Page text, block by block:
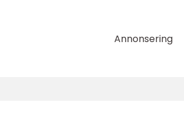
Annonsering